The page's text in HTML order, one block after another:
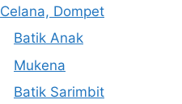
Celana, Dompet
Batik Anak
Mukena
Batik Sarimbit